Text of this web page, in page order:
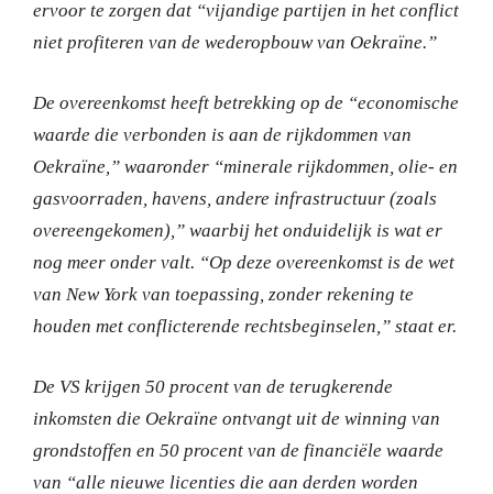
ervoor te zorgen dat “vijandige partijen in het conflict
niet profiteren van de wederopbouw van Oekraïne.”
De overeenkomst heeft betrekking op de “economische
waarde die verbonden is aan de rijkdommen van
Oekraïne,” waaronder “minerale rijkdommen, olie- en
gasvoorraden, havens, andere infrastructuur (zoals
overeengekomen),” waarbij het onduidelijk is wat er
nog meer onder valt. “Op deze overeenkomst is de wet
van New York van toepassing, zonder rekening te
houden met conflicterende rechtsbeginselen,” staat er.
De VS krijgen 50 procent van de terugkerende
inkomsten die Oekraïne ontvangt uit de winning van
grondstoffen en 50 procent van de financiële waarde
van “alle nieuwe licenties die aan derden worden